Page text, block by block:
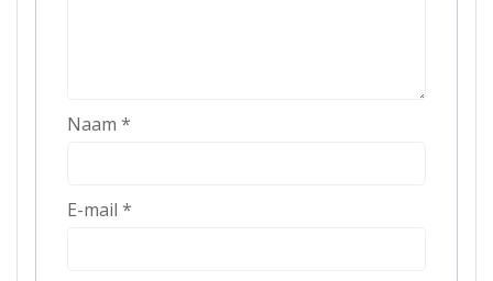
Naam *
E-mail *